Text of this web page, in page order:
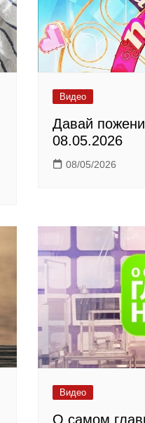
Видео
Давай
08.05.2026
08/05/2026
Видео
О самом